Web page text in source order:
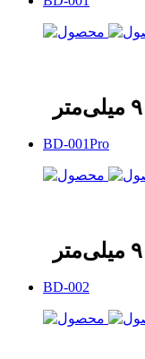
BD-001Pro
BD-002